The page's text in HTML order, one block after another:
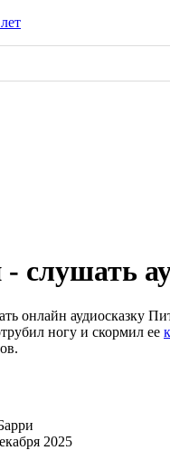
слушать
онлайн аудиосказку
ногу и скормил ее
2025